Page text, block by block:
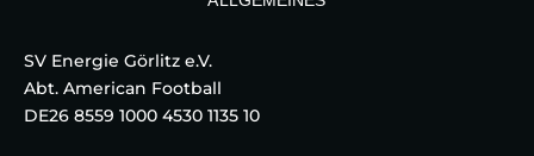
SV Energie Görlitz e.V.
Abt. American Football
DE26 8559 1000 4530 1135 10